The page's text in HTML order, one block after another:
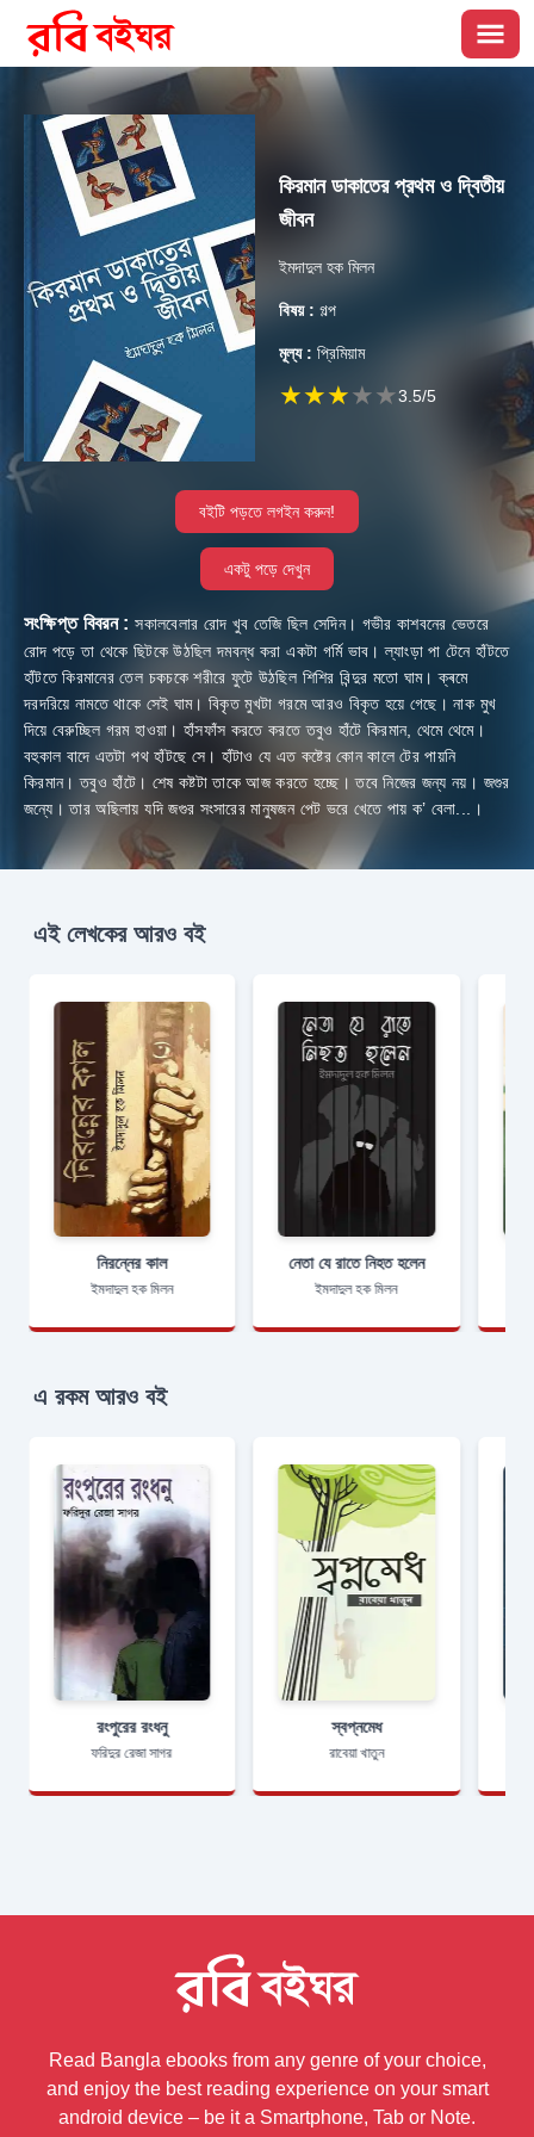
কিরমান ডাকাতের প্রথম ও দ্বিতীয়
জীবন
ইমদাদুল হক মিলন
বিষয় : গল্প
মূল্য : প্রিমিয়াম
★★★★★3.5/5
বইটি পড়তে লগইন করুন!
একটু পড়ে দেখুন
সংক্ষিপ্ত বিবরন : সকালবেলার রোদ খুব তেজি ছিল সেদিন। গভীর কাশবনের ভেতরে
রোদ পড়ে তা থেকে ছিটকে উঠছিল দমবন্ধ করা একটা গর্মি ভাব। ল্যাংড়া পা টেনে হাঁটতে
হাঁটতে কিরমানের তেল চকচকে শরীরে ফুটে উঠছিল শিশির বিন্দুর মতো ঘাম। ক্ৰমে
দরদরিয়ে নামতে থাকে সেই ঘাম। বিকৃত মুখটা গরমে আরও বিকৃত হয়ে গেছে। নাক মুখ
দিয়ে বেরুচ্ছিল গরম হাওয়া। হাঁসফাঁস করতে করতে তবুও হাঁটে কিরমান, থেমে থেমে।
বহুকাল বাদে এতটা পথ হাঁটছে সে। হাঁটাও যে এত কষ্টের কোন কালে টের পায়নি
কিরমান। তবুও হাঁটে। শেষ কষ্টটা তাকে আজ করতে হচ্ছে। তবে নিজের জন্য নয়। জগুর
জন্যে। তার অছিলায় যদি জগুর সংসারের মানুষজন পেট ভরে খেতে পায় ক’ বেলা...।
এই লেখকের আরও বই
নিরন্নের কাল
ইমদাদুল হক মিলন
নেতা যে রাতে নিহত হলেন
ইমদাদুল হক মিলন
এ রকম আরও বই
রংপুরের রংধনু
ফরিদুর রেজা সাগর
স্বপ্নমেধ
রাবেয়া খাতুন
Read Bangla ebooks from any genre of your choice,
and enjoy the best reading experience on your smart
android device – be it a Smartphone, Tab or Note.